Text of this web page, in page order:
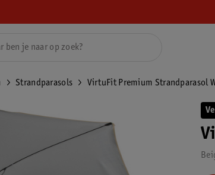
Strandparasols VirtuFit Premium Strandparasol